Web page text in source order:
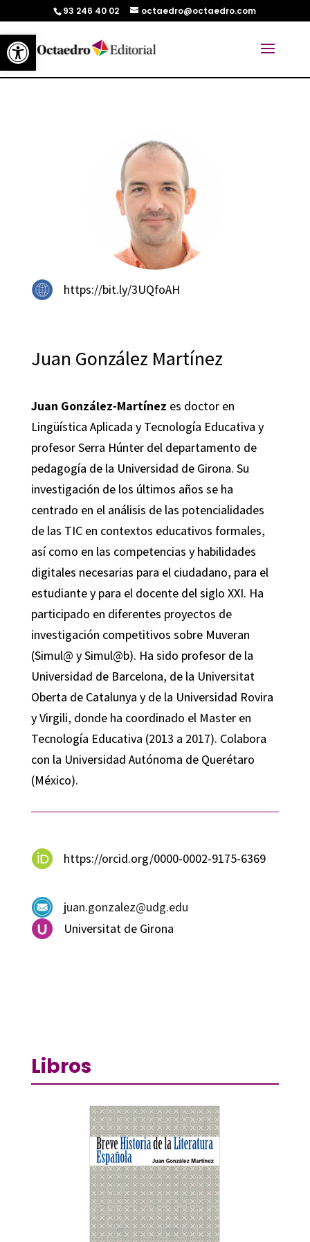
Abrir barra de herramientas
93 246 40 02 octaedro@octaedro.com
https://bit.ly/3UQfoAH
Juan González Martínez
Juan González-Martínez es doctor en
Lingüística Aplicada y Tecnología Educativa y
profesor Serra Húnter del departamento de
pedagogía de la Universidad de Girona. Su
investigación de los últimos años se ha
centrado en el análisis de las potencialidades
de las TIC en contextos educativos formales,
así como en las competencias y habilidades
digitales necesarias para el ciudadano, para el
estudiante y para el docente del siglo XXI. Ha
participado en diferentes proyectos de
investigación competitivos sobre Muveran
(Simul@ y Simul@b). Ha sido profesor de la
Universidad de Barcelona, de la Universitat
Oberta de Catalunya y de la Universidad Rovira
y Virgili, donde ha coordinado el Master en
Tecnología Educativa (2013 a 2017). Colabora
con la Universidad Autónoma de Querétaro
(México).
https://orcid.org/0000-0002-9175-6369
juan.gonzalez@udg.edu
Universitat de Girona
Libros